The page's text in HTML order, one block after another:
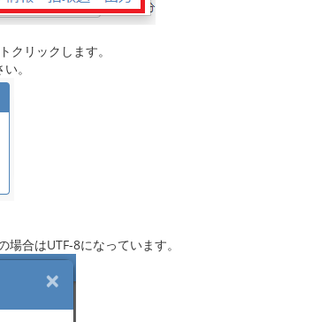
クリックします。
。
合はUTF-8になっています。